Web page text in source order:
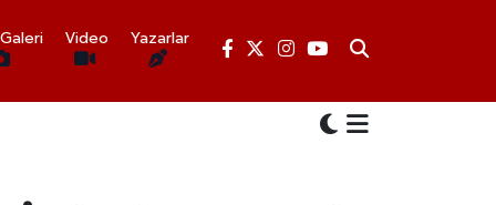
Video Yazarlar